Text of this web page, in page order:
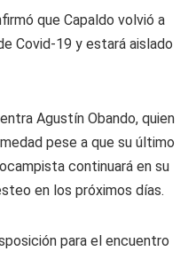
que Capaldo volvió a
Covid-19 y estará aislado
Agustín Obando, quien
pese a que su último
continuará en su
en los próximos días.
para el encuentro